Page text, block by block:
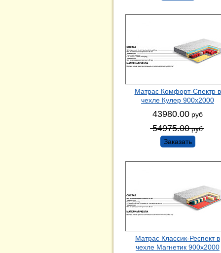
Матрас Комфорт-Спектр в
чехле Кулер 900х2000
43980.00 руб
54975.00 руб
Заказать
Матрас Классик-Респект в
чехле Магнетик 900х2000